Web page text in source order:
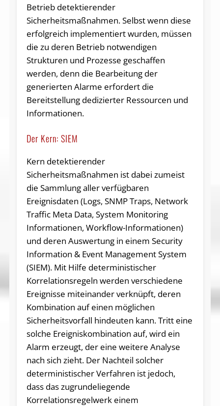
Betrieb detektierender
Sicherheitsmaßnahmen. Selbst wenn diese
erfolgreich implementiert wurden, müssen
die zu deren Betrieb notwendigen
Strukturen und Prozesse geschaffen
werden, denn die Bearbeitung der
generierten Alarme erfordert die
Bereitstellung dedizierter Ressourcen und
Informationen.
Der Kern: SIEM
Kern detektierender
Sicherheitsmaßnahmen ist dabei zumeist
die Sammlung aller verfügbaren
Ereignisdaten (Logs, SNMP Traps, Network
Traffic Meta Data, System Monitoring
Informationen, Workflow-Informationen)
und deren Auswertung in einem Security
Information & Event Management System
(SIEM). Mit Hilfe deterministischer
Korrelationsregeln werden verschiedene
Ereignisse miteinander verknüpft, deren
Kombination auf einen möglichen
Sicherheitsvorfall hindeuten kann. Tritt eine
solche Ereigniskombination auf, wird ein
Alarm erzeugt, der eine weitere Analyse
nach sich zieht. Der Nachteil solcher
deterministischer Verfahren ist jedoch,
dass das zugrundeliegende
Korrelationsregelwerk einem